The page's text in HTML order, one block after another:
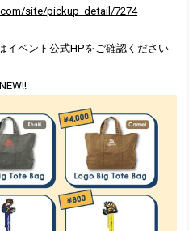
site/pickup_detail/7274
イベント公式HPをご確認ください